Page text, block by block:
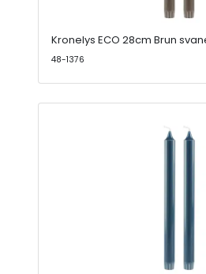
Kronelys ECO 28cm Brun
48-1376